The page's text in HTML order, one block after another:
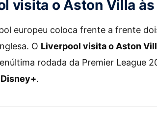
visita o Aston Villa às
europeu coloca frente a frente
O Liverpool visita o Aston
rodada da Premier League
Disney+.